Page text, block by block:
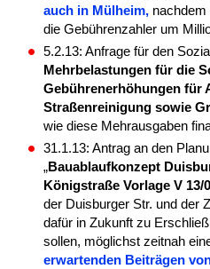
auch in Mülheim, nachdem
die Gebührenzahler um
5.2.13: Anfrage für den
Mehrbelastungen für die
Gebührenerhöhungen für
Straßenreinigung sowie
wie diese Mehrausgaben
31.1.13: Antrag an den
„Bauablaufkonzept
Königstraße Vorlage V 13/
der Duisburger Str. und der
dafür in Zukunft zu
sollen, möglichst zeitnah
erwartenden Beiträgen